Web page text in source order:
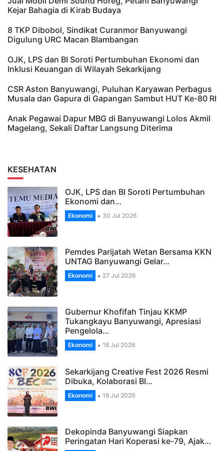
Kejar Bahagia di Kirab Budaya
8 TKP Dibobol, Sindikat Curanmor Banyuwangi
Digulung URC Macan Blambangan
OJK, LPS dan BI Soroti Pertumbuhan Ekonomi dan
Inklusi Keuangan di Wilayah Sekarkijang
CSR Aston Banyuwangi, Puluhan Karyawan Perbagus
Musala dan Gapura di Gapangan Sambut HUT Ke-80 RI
Anak Pegawai Dapur MBG di Banyuwangi Lolos Akmil
Magelang, Sekali Daftar Langsung Diterima
KESEHATAN
OJK, LPS dan BI Soroti Pertumbuhan
Ekonomi dan…
Ekonomi 30 Jul 2026
Pemdes Parijatah Wetan Bersama KKN
UNTAG Banyuwangi Gelar…
Ekonomi 27 Jul 2026
Gubernur Khofifah Tinjau KKMP
Tukangkayu Banyuwangi, Apresiasi
Pengelola…
Ekonomi 18 Jul 2026
Sekarkijang Creative Fest 2026 Resmi
Dibuka, Kolaborasi BI…
Ekonomi 18 Jul 2026
Dekopinda Banyuwangi Siapkan
Peringatan Hari Koperasi ke-79, Ajak…